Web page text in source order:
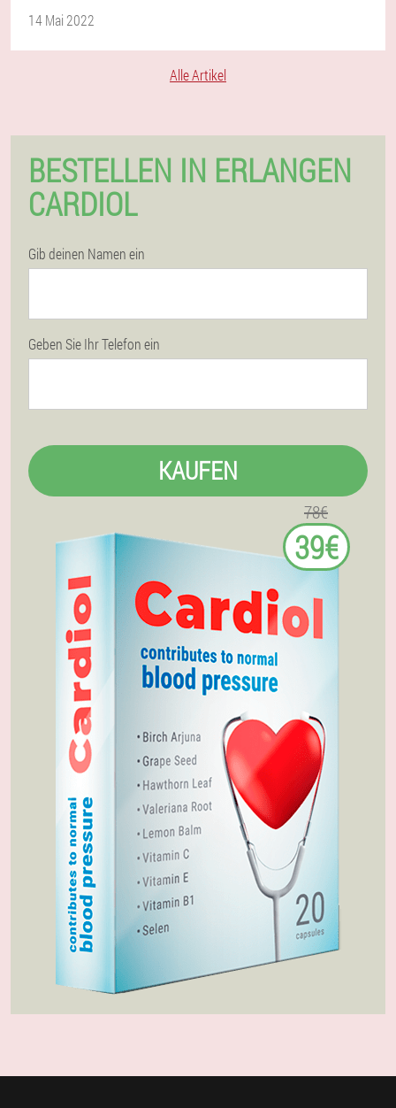
14 Mai 2022
Alle Artikel
BESTELLEN IN ERLANGEN
CARDIOL
Gib deinen Namen ein
Geben Sie Ihr Telefon ein
KAUFEN
78€
39€